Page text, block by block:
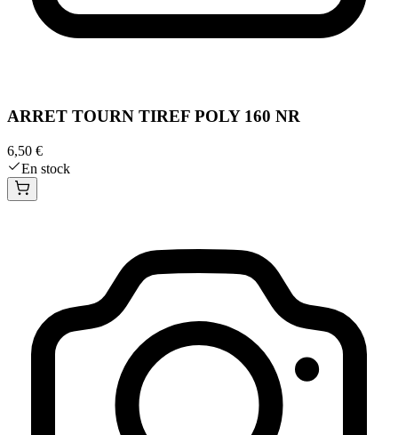
ARRET TOURN TIREF POLY 160 NR
6,50 €
En stock